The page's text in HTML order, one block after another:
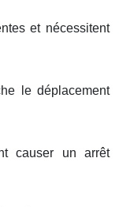
et nécessitent
le déplacement
causer un arrêt